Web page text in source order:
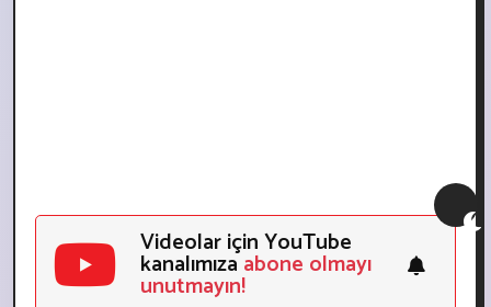
Videolar için YouTube
kanalımızaabone olmayı
unutmayın!